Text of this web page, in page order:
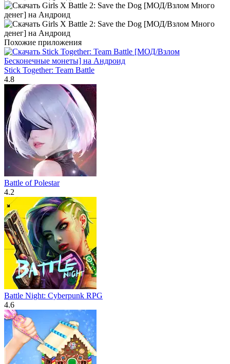
Похожие приложения
Stick Together: Team Battle
4.8
Battle of Polestar
4.2
Battle Night: Cyberpunk RPG
4.6